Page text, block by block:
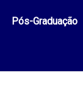
Pós-Graduação